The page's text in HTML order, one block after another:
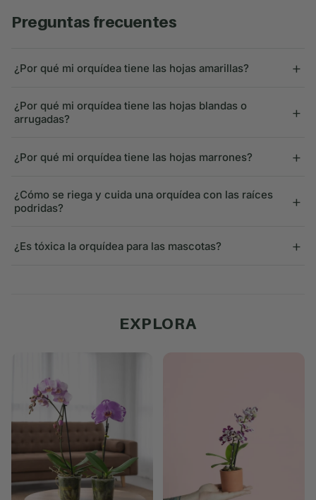
preguntas frecuentes
¿Por qué mi orquídea tiene las hojas amarillas? +
¿Por qué mi orquídea tiene las hojas blandas o
arrugadas?
+
¿Por qué mi orquídea tiene las hojas marrones? +
¿Cómo se riega y cuida una orquídea con las raíces
podridas?
+
¿Es tóxica la orquídea para las mascotas? +
EXPLORA